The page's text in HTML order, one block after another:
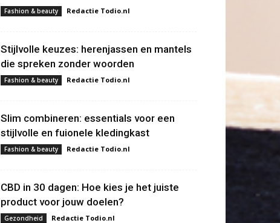
Fashion & beauty Redactie Todio.nl
Stijlvolle keuzes: herenjassen en mantels
die spreken zonder woorden
Fashion & beauty Redactie Todio.nl
Slim combineren: essentials voor een
stijlvolle en fuionele kledingkast
Fashion & beauty Redactie Todio.nl
CBD in 30 dagen: Hoe kies je het juiste
product voor jouw doelen?
Gezondheid Redactie Todio.nl